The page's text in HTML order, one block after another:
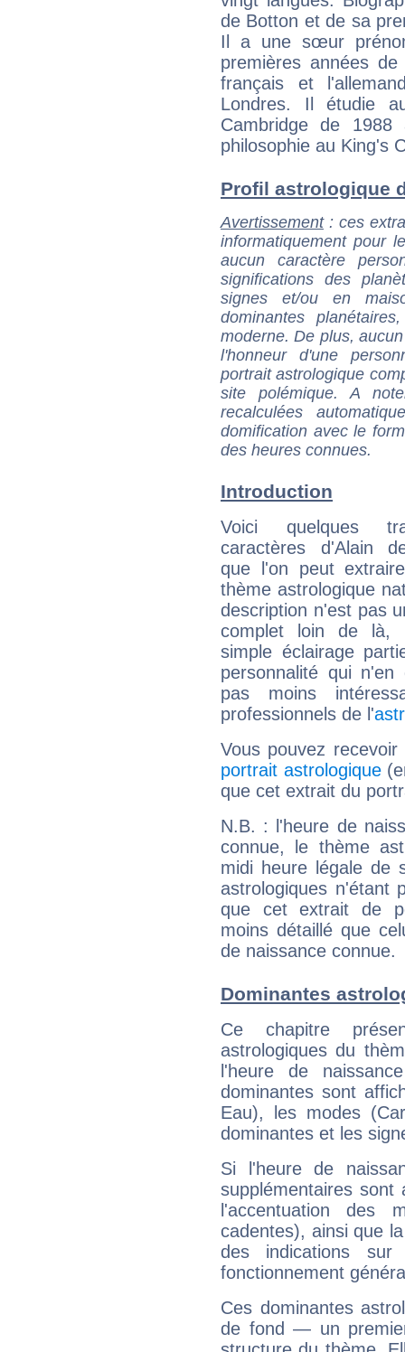
de Botton et de sa
Il a une sœur
premières années
français et
Londres. Il étudie
Cambridge de
philosophie au King's
Profil astrologique
Avertissement: ces
informatiquement pour
aucun caractère
significations des
signes et/ou en
dominantes
moderne. De plus,
l'honneur d'une
portrait astrologique
site polémique. A
recalculées
domification avec le
des heures connues.
Introduction
Voici quelques
caractères d'Alain
que l'on peut
thème astrologique
description n'est pas
complet loin de là,
simple éclairage
personnalité qui n'en
pas moins
professionnels de l'
Vous pouvez
portrait astrologique
que cet extrait du
N.B. : l'heure de
connue, le thème
midi heure légale de
astrologiques n'étant
que cet extrait de
moins détaillé que
de naissance connue.
Dominantes
Ce chapitre
astrologiques du
l'heure de
dominantes sont
Eau), les modes
dominantes et les
Si l'heure de
supplémentaires sont
l'accentuation des
cadentes), ainsi que
des indications sur
fonctionnement
Ces dominantes
de fond — un